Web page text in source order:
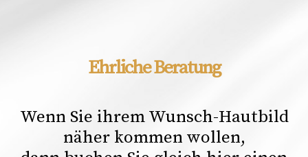
Ehrliche Beratung
Wenn Sie ihrem Wunsch-Hautbild
näher kommen wollen,